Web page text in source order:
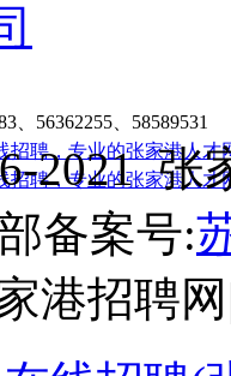
、56362255、58589531
2021 张
备案号:
港招聘